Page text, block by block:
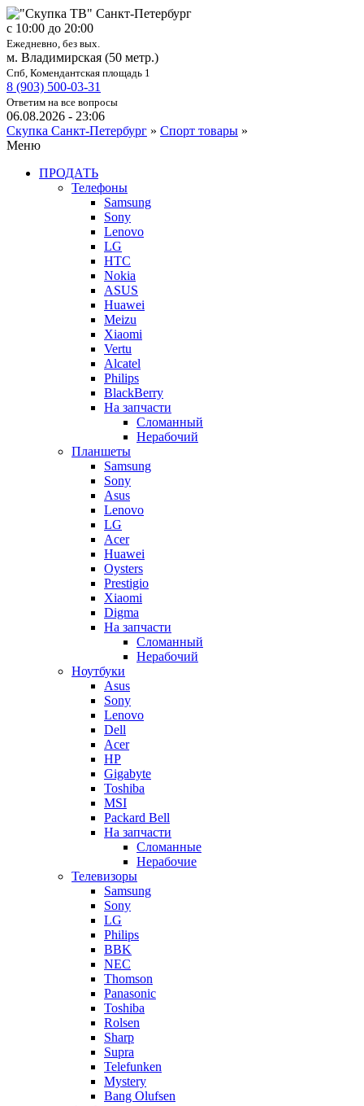
c 10:00 до 20:00
Ежедневно, без вых.
м. Владимирская (50 метр.)
Спб, Комендантская площадь 1
8 (903) 500-03-31
Ответим на все вопросы
06.08.2026 - 23:06
Скупка Санкт-Петербург » Спорт товары »
Меню
ПРОДАТЬ
Телефоны
Samsung
Sony
Lenovo
LG
HTC
Nokia
ASUS
Huawei
Meizu
Xiaomi
Vertu
Alcatel
Philips
BlackBerry
На запчасти
Сломанный
Нерабочий
Планшеты
Samsung
Sony
Asus
Lenovo
LG
Acer
Huawei
Oysters
Prestigio
Xiaomi
Digma
На запчасти
Сломанный
Нерабочий
Ноутбуки
Asus
Sony
Lenovo
Dell
Acer
HP
Gigabyte
Toshiba
MSI
Packard Bell
На запчасти
Сломанные
Нерабочие
Телевизоры
Samsung
Sony
LG
Philips
BBK
NEC
Thomson
Panasonic
Toshiba
Rolsen
Sharp
Supra
Telefunken
Mystery
Bang Olufsen